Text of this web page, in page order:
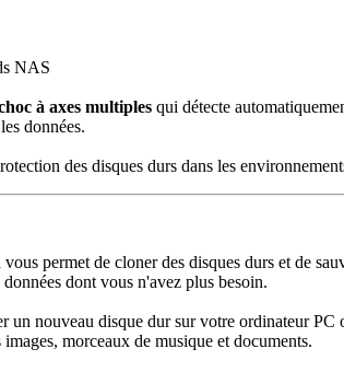
NAS
à axes multiples qui détecte
données.
des disques durs dans les
vous permet de cloner des disques durs et de
dont vous n'avez plus besoin.
un nouveau disque dur sur votre ordinateur
morceaux de musique et documents.